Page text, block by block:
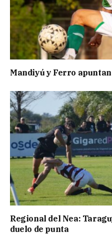
Mandiyú y Ferro
Regional del Nea:
duelo de punta